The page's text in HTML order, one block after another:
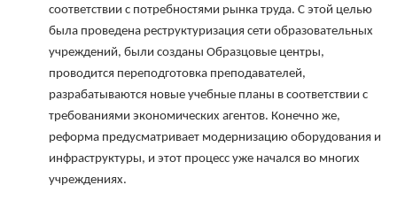
соответствии с потребностями рынка труда. С этой целью
была проведена реструктуризация сети образовательных
учреждений, были созданы Образцовые центры,
проводится переподготовка преподавателей,
разрабатываются новые учебные планы в соответствии с
требованиями экономических агентов. Конечно же,
реформа предусматривает модернизацию оборудования и
инфраструктуры, и этот процесс уже начался во многих
учреждениях.